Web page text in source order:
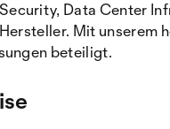
Data Center
Mit
beteiligt.